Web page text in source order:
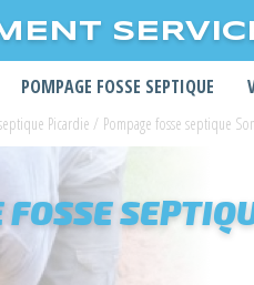
POMPAGE FOSSE SEPTIQUE
Picardie / Pompage fosse septique